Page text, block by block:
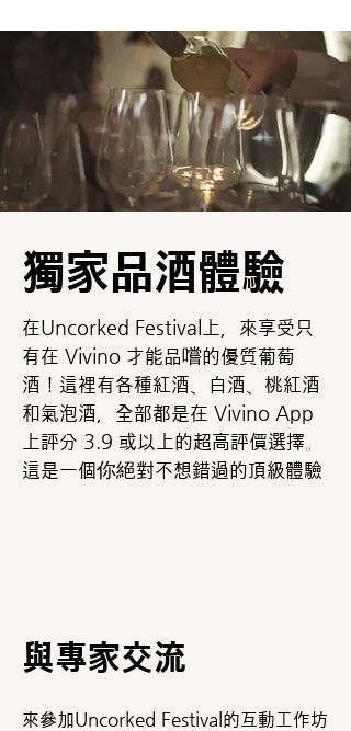
獨家品酒體驗
在Uncorked Festival上，來享受只
有在 Vivino 才能品嚐的優質葡萄
酒！這裡有各種紅酒、白酒、桃紅酒
和氣泡酒，全部都是在 Vivino App
上評分 3.9 或以上的超高評價選擇。
這是一個你絕對不想錯過的頂級體驗
與專家交流
來參加Uncorked Festival的互動工作坊